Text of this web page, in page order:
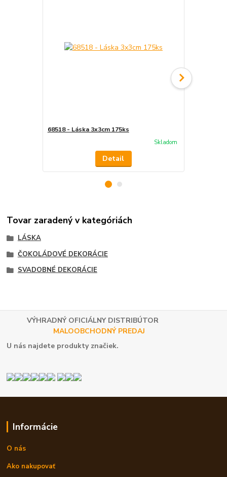
68518 - Láska 3x3cm 175ks
Skladom
Detail
Tovar zaradený v kategóriách
LÁSKA
ČOKOLÁDOVÉ DEKORÁCIE
SVADOBNÉ DEKORÁCIE
VÝHRADNÝ OFICIÁLNY DISTRIBÚTOR
MALOOBCHODNÝ PREDAJ
U nás najdete produkty značiek.
Informácie
O nás
Ako nakupovať